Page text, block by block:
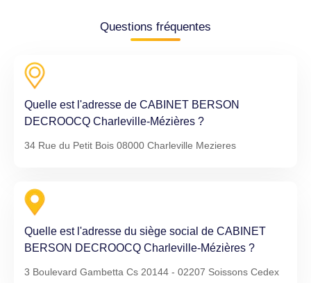
Questions fréquentes
Quelle est l'adresse de CABINET BERSON
DECROOCQ Charleville-Mézières ?
34 Rue du Petit Bois 08000 Charleville Mezieres
Quelle est l'adresse du siège social de CABINET
BERSON DECROOCQ Charleville-Mézières ?
3 Boulevard Gambetta Cs 20144 - 02207 Soissons Cedex